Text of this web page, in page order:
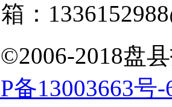
：
©2006-2018盘
备13003663号-